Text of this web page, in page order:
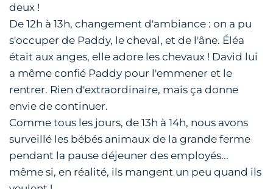
deux !
De 12h à 13h, changement d'ambiance : on a pu
s'occuper de Paddy, le cheval, et de l'âne. Éléa
était aux anges, elle adore les chevaux ! David lui
a même confié Paddy pour l'emmener et le
rentrer. Rien d'extraordinaire, mais ça donne
envie de continuer.
Comme tous les jours, de 13h à 14h, nous avons
surveillé les bébés animaux de la grande ferme
pendant la pause déjeuner des employés...
même si, en réalité, ils mangent un peu quand ils